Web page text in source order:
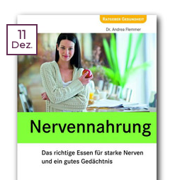
11
Dez.